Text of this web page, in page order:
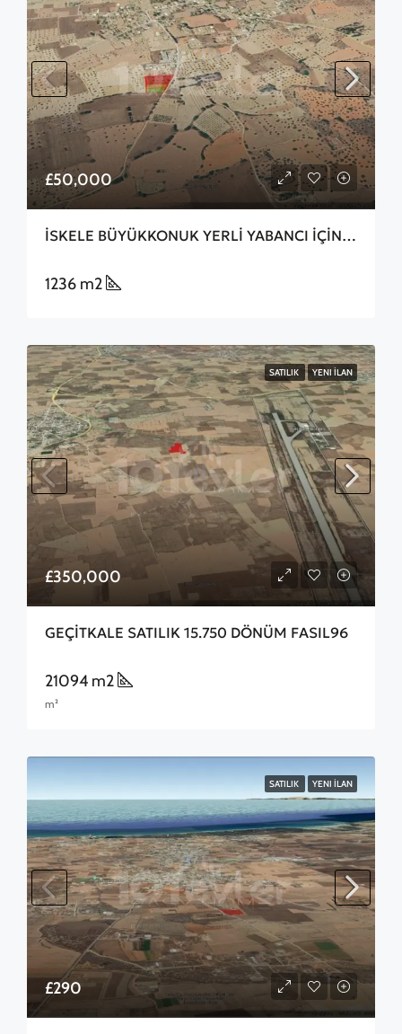
£50,000
İSKELE BÜYÜKKONUK YERLİ YABANCI İÇİN 1 DÖNÜM
1236 m2
SATILIK YENI İLAN
£350,000
GEÇİTKALE SATILIK 15.750 DÖNÜM FASIL96
21094 m2
m²
SATILIK YENI İLAN
£290